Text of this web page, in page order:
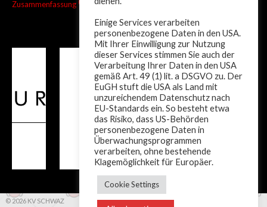
Zusammenfassung Österreich
© 2026 KV SCHWAZ
Einige Services verarbeiten
personenbezogene Daten in den USA.
Mit Ihrer Einwilligung zur Nutzung
dieser Services stimmen Sie auch der
Verarbeitung Ihrer Daten in den USA
gemäß Art. 49 (1) lit. a DSGVO zu. Der
EuGH stuft die USA als Land mit
unzureichendem Datenschutz nach
EU-Standards ein. So besteht etwa
das Risiko, dass US-Behörden
personenbezogene Daten in
Überwachungsprogrammen
verarbeiten, ohne bestehende
Klagemöglichkeit für Europäer.
Cookie Settings